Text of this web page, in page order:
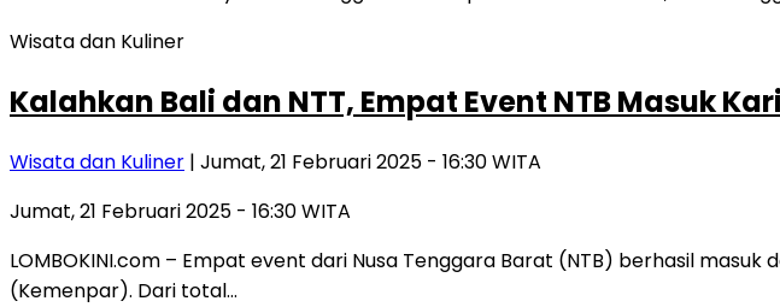
Wisata dan Kuliner
Kalahkan Bali dan NTT, Empat Event NTB Masuk
Wisata dan Kuliner | Jumat, 21 Februari 2025 - 16:30 WITA
Jumat, 21 Februari 2025 - 16:30 WITA
LOMBOKINI.com – Empat event dari Nusa Tenggara Barat (NTB) berhasil
(Kemenpar). Dari total…